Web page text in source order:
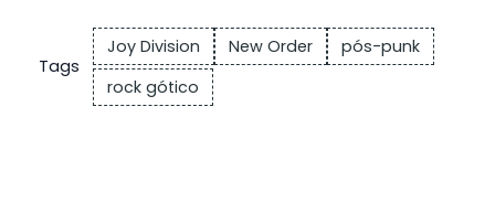
Tags
Joy Division New Order
pós-punk
rock gótico